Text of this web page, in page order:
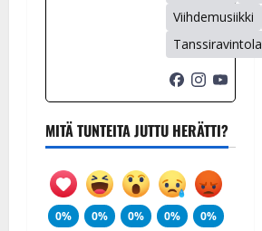
Viihdemusiikki
Tanssiravintola
MITÄ TUNTEITA JUTTU HERÄTTI?
0%
0%
0%
0%
0%